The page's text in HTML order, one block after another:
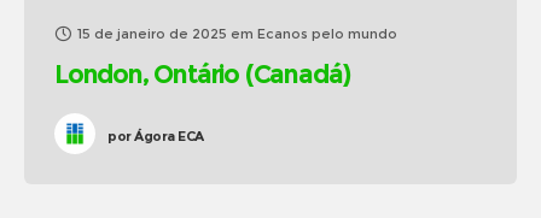
15 de janeiro de 2025 em Ecanos pelo mundo
London, Ontário (Canadá)
porÁgora ECA